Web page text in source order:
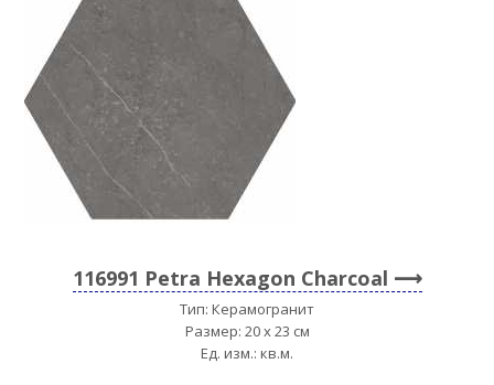
116991 Petra Hexagon Charcoal
Тип: Керамогранит
Размер: 20 x 23 см
Ед. изм.: кв.м.